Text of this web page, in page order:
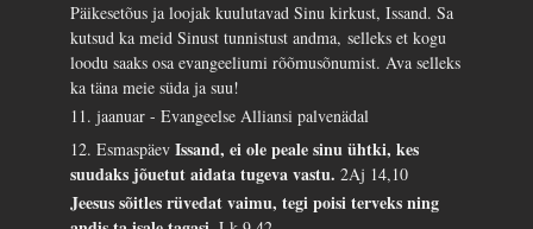
Päikesetõus ja loojak kuulutavad Sinu kirkust, Issand. Sa
kutsud ka meid Sinust tunnistust andma, selleks et kogu
loodu saaks osa evangeeliumi rõõmusõnumist. Ava selleks
ka täna meie süda ja suu!
11. jaanuar - Evangeelse Alliansi palvenädal
12. EsmaspäevIssand, ei ole peale sinu ühtki, kes
suudaks jõuetut aidata tugeva vastu.2Aj 14,10
Jeesus sõitles rüvedat vaimu, tegi poisi terveks ning